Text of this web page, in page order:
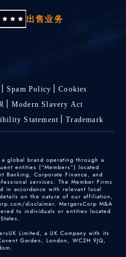
出售业务
Spam Policy
Cookies
Modern Slavery Act
Statement Trademark
global brand operating through a
entities (“Members”) located
Banking, Corporate Finance, and
services. The Member Firms
in accordance with relevant local
on the nature of our affiliation,
disclaimer. MergersCorp M&A
to individuals or entities located
Limited, a UK Company with its
Garden, London, WC2H 9JQ,